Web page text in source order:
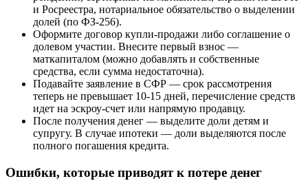
и Росреестра, нотариальное обязательство о выделении
долей (по ФЗ-256).
Оформите договор купли-продажи либо соглашение о
долевом участии. Внесите первый взнос —
маткапиталом (можно добавлять и собственные
средства, если сумма недостаточна).
Подавайте заявление в СФР — срок рассмотрения
теперь не превышает 10-15 дней, перечисление средств
идет на эскроу-счет или напрямую продавцу.
После получения денег — выделите доли детям и
супругу. В случае ипотеки — доли выделяются после
полного погашения кредита.
Ошибки, которые приводят к потере денег